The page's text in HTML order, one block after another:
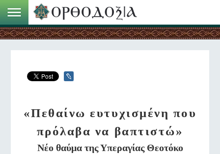
«Πεθαίνω ευτυχισμένη που
πρόλαβα να βαπτιστώ»
Νέο θαύμα της Υπεραγίας Θεοτόκο